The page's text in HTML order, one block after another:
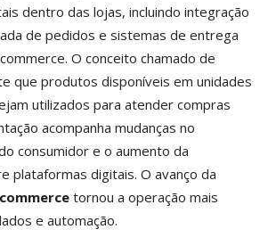
dentro das lojas, incluindo integração
de pedidos e sistemas de entrega
O conceito chamado de
que produtos disponíveis em unidades
utilizados para atender compras
acompanha mudanças no
consumidor e o aumento da
plataformas digitais. O avanço da
tornou a operação mais
e automação.